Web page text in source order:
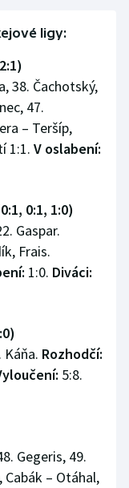
ligy:
38. Čachotský,
47.
– Teršíp,
1:1. V oslabení:
0:1, 1:0)
Gaspar.
Frais.
1:0. Diváci:
Káňa. Rozhodčí:
5:8.
Gegeris, 49.
Cabák – Otáhal,